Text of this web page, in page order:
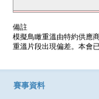
備註
模擬鳥瞰重溫由特約供應
重溫片段出現偏差。本會
賽事資料